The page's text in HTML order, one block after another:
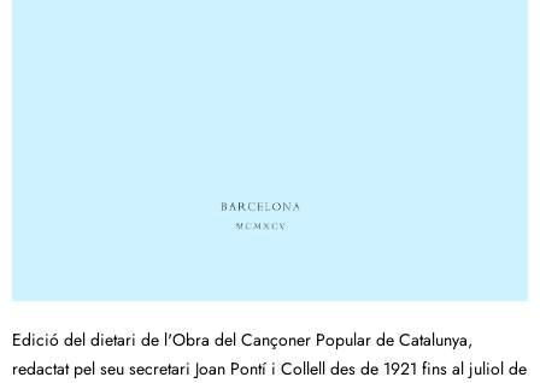
Edició del dietari de l'Obra del Cançoner Popular de Catalunya,
redactat pel seu secretari Joan Pontí i Collell des de 1921 fins al juliol de